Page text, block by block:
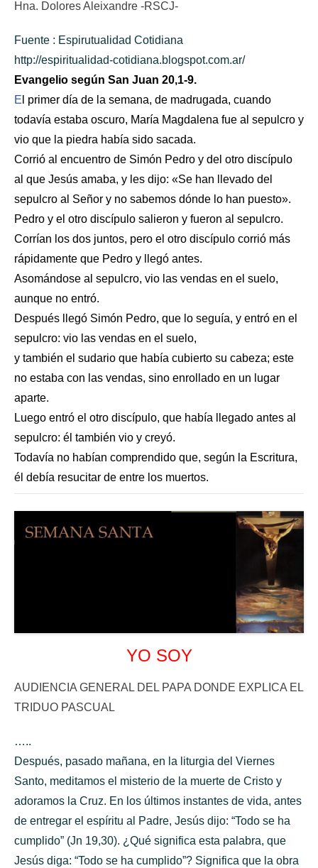
Hna. Dolores Aleixandre -RSCJ-
Fuente : Espirutualidad Cotidiana
http://espiritualidad-cotidiana.blogspot.com.ar/
Evangelio según San Juan 20,1-9.
E l primer día de la semana, de madrugada, cuando
todavía estaba oscuro, María Magdalena fue al sepulcro y
vio que la piedra había sido sacada.
Corrió al encuentro de Simón Pedro y del otro discípulo
al que Jesús amaba, y les dijo: «Se han llevado del
sepulcro al Señor y no sabemos dónde lo han puesto».
Pedro y el otro discípulo salieron y fueron al sepulcro.
Corrían los dos juntos, pero el otro discípulo corrió más
rápidamente que Pedro y llegó antes.
Asomándose al sepulcro, vio las vendas en el suelo,
aunque no entró.
Después llegó Simón Pedro, que lo seguía, y entró en el
sepulcro: vio las vendas en el suelo,
y también el sudario que había cubierto su cabeza; este
no estaba con las vendas, sino enrollado en un lugar
aparte.
Luego entró el otro discípulo, que había llegado antes al
sepulcro: él también vio y creyó.
Todavía no habían comprendido que, según la Escritura,
él debía resucitar de entre los muertos.
YO SOY
AUDIENCIA GENERAL DEL PAPA DONDE EXPLICA EL
TRIDUO PASCUAL
…..
Después, pasado mañana, en la liturgia del Viernes
Santo, meditamos el misterio de la muerte de Cristo y
adoramos la Cruz. En los últimos instantes de vida, antes
de entregar el espíritu al Padre, Jesús dijo: “Todo se ha
cumplido” (Jn 19,30). ¿Qué significa esta palabra, que
Jesús diga: “Todo se ha cumplido”? Significa que la obra